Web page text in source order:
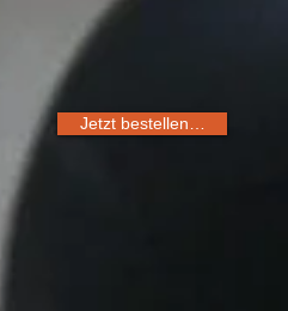
Jetzt bestellen…